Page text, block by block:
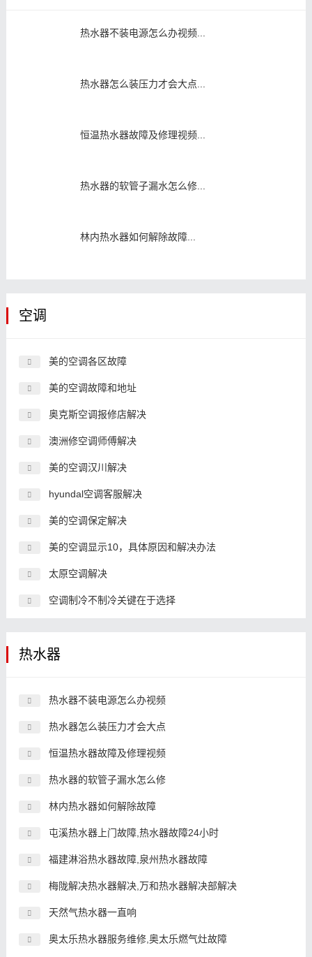
热水器不装电源怎么办视频...
热水器怎么装压力才会大点...
恒温热水器故障及修理视频...
热水器的软管子漏水怎么修...
林内热水器如何解除故障...
空调
美的空调各区故障
美的空调故障和地址
奥克斯空调报修店解决
澳洲修空调师傅解决
美的空调汉川解决
hyundal空调客服解决
美的空调保定解决
美的空调显示10，具体原因和解决办法
太原空调解决
空调制冷不制冷关键在于选择
热水器
热水器不装电源怎么办视频
热水器怎么装压力才会大点
恒温热水器故障及修理视频
热水器的软管子漏水怎么修
林内热水器如何解除故障
屯溪热水器上门故障,热水器故障24小时
福建淋浴热水器故障,泉州热水器故障
梅陇解决热水器解决,万和热水器解决部解决
天然气热水器一直响
奥太乐热水器服务维修,奥太乐燃气灶故障